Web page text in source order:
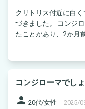
クリトリス付近に白
づきました。 コンジローマでし
たことがあり、2か月
コンジローマでし
person 20代/女性 - 2025/